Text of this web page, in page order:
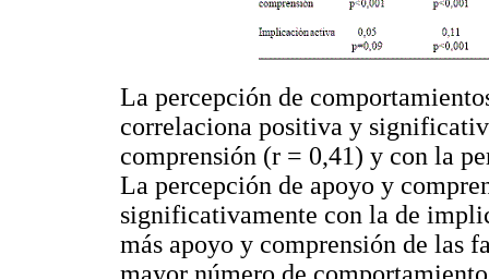
La percepción de
correlaciona positiva y
comprensión (r = 0,41) y con la
La percepción de apoyo y
significativamente con la de
más apoyo y comprensión de las